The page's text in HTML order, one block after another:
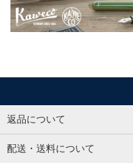
返品について
配送・送料について